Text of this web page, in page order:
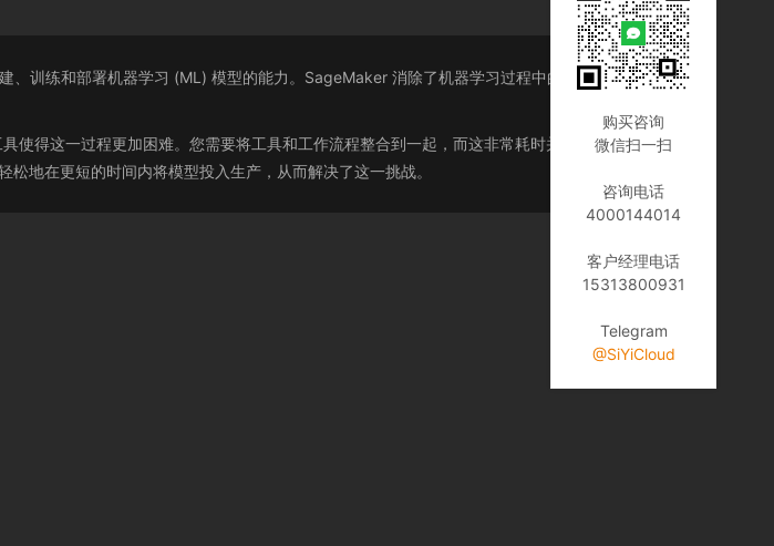
训练和部署机器学习 (ML) 模型的能力。SageMaker 消除了机器学习过程中的每个步骤的繁重
得这一过程更加困难。您需要将工具和工作流程整合到一起，而这非常耗时并且容易出错。
地在更短的时间内将模型投入生产，从而解决了这一挑战。
购买咨询
微信扫一扫
咨询电话
4000144014
客户经理电话
15313800931
Telegram
@SiYiCloud